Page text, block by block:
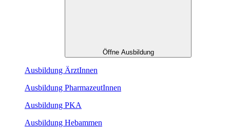
Öffne Ausbildung
Ausbildung ÄrztInnen
Ausbildung PharmazeutInnen
Ausbildung PKA
Ausbildung Hebammen